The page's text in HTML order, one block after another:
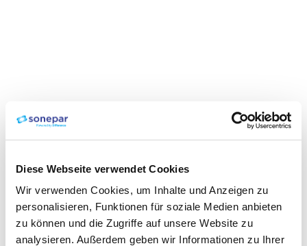
Diese Webseite verwendet Cookies
Wir verwenden Cookies, um Inhalte und Anzeigen zu
personalisieren, Funktionen für soziale Medien anbieten
zu können und die Zugriffe auf unsere Website zu
analysieren. Außerdem geben wir Informationen zu Ihrer